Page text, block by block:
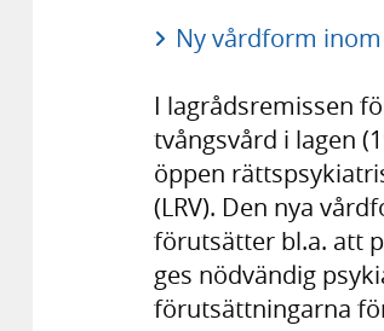
Ny vårdform
I lagrådsremissen
tvångsvård i lagen
öppen
(LRV). Den nya
förutsätter bl.a. att
ges nödvändig
förutsättningarna